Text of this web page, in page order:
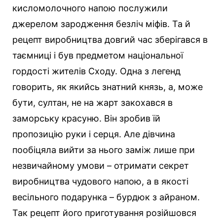
кисломолочного напою послужили
джерелом зародження безліч міфів. Та й
рецепт виробництва довгий час зберігався в
таємниці і був предметом національної
гордості жителів Сходу. Одна з легенд
говорить, як якийсь знатний князь, а, може
бути, султан, не на жарт закохався в
заморську красуню. Він зробив їй
пропозицію руки і серця. Але дівчина
пообіцяла вийти за нього заміж лише при
незвичайному умови – отримати секрет
виробництва чудового напою, а в якості
весільного подарунка – бурдюк з айраном.
Так рецепт його приготування розійшовся